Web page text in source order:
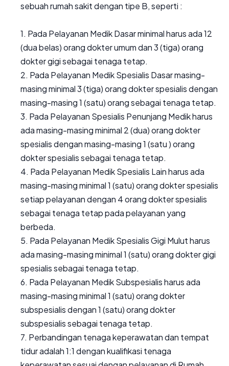
sebuah rumah sakit dengan tipe B, seperti :
1. Pada Pelayanan Medik Dasar minimal harus ada 12
(dua belas) orang dokter umum dan 3 (tiga) orang
dokter gigi sebagai tenaga tetap.
2. Pada Pelayanan Medik Spesialis Dasar masing-
masing minimal 3 (tiga) orang dokter spesialis dengan
masing-masing 1 (satu) orang sebagai tenaga tetap.
3. Pada Pelayanan Spesialis Penunjang Medik harus
ada masing-masing minimal 2 (dua) orang dokter
spesialis dengan masing-masing 1 (satu ) orang
dokter spesialis sebagai tenaga tetap.
4. Pada Pelayanan Medik Spesialis Lain harus ada
masing-masing minimal 1 (satu) orang dokter spesialis
setiap pelayanan dengan 4 orang dokter spesialis
sebagai tenaga tetap pada pelayanan yang
berbeda.
5. Pada Pelayanan Medik Spesialis Gigi Mulut harus
ada masing-masing minimal 1 (satu) orang dokter gigi
spesialis sebagai tenaga tetap.
6. Pada Pelayanan Medik Subspesialis harus ada
masing-masing minimal 1 (satu) orang dokter
subspesialis dengan 1 (satu) orang dokter
subspesialis sebagai tenaga tetap.
7. Perbandingan tenaga keperawatan dan tempat
tidur adalah 1:1 dengan kualifikasi tenaga